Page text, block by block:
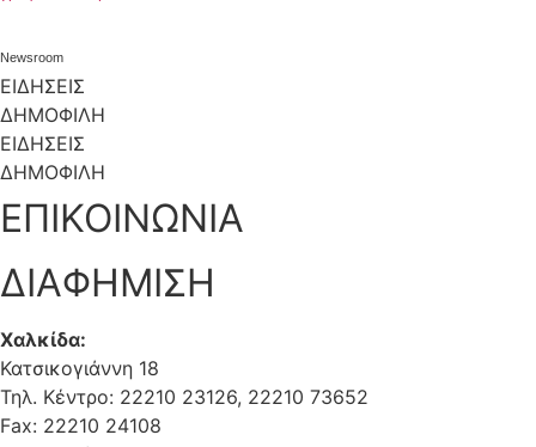
Newsroom
ΕΙΔΗΣΕΙΣ
ΔΗΜΟΦΙΛΗ
ΕΙΔΗΣΕΙΣ
ΔΗΜΟΦΙΛΗ
ΕΠΙΚΟΙΝΩΝΙΑ
ΔΙΑΦΗΜΙΣΗ
Χαλκίδα:
Κατσικογιάννη 18
Τηλ. Κέντρο: 22210 23126, 22210 73652
Fax: 22210 24108